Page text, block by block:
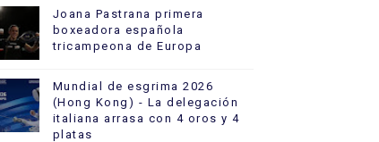
Joana Pastrana primera
boxeadora española
tricampeona de Europa
Mundial de esgrima 2026
(Hong Kong) - La delegación
italiana arrasa con 4 oros y 4
platas